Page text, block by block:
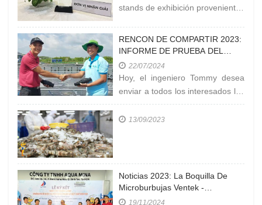
stands de exhibición provenientes
que operan en el
RENCON DE COMPARTIR 2023:
INFORME DE PRUEBA DEL
NIVEL DE ROCIADORES
VENTEK EN LA EXPLOTACIÓN
EN CÀ MAU
22/07/2024
Hoy, el ingeniero Tommy desea
enviar a todos los interesados los
resultados de la prueba de
medición de 'LA
13/09/2023
Noticias 2023: La Boquilla De
Microburbujas Ventek -
Dispositivo Eficiente Para La
19/11/2024